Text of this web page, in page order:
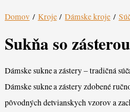
Domov/ Kroje/Dámske kroje/
Sukňa so zásterou
Dámske sukne a zástery – tradičná
Dámske sukne a zástery zdobené
pôvodných detvianskych vzorov a